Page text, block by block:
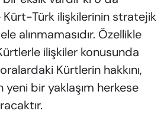
Türk ilişkilerinin stratejik
alınmamasıdır. Özellikle
ilişkiler konusunda
Kürtlerin hakkını,
bir yaklaşım herkese